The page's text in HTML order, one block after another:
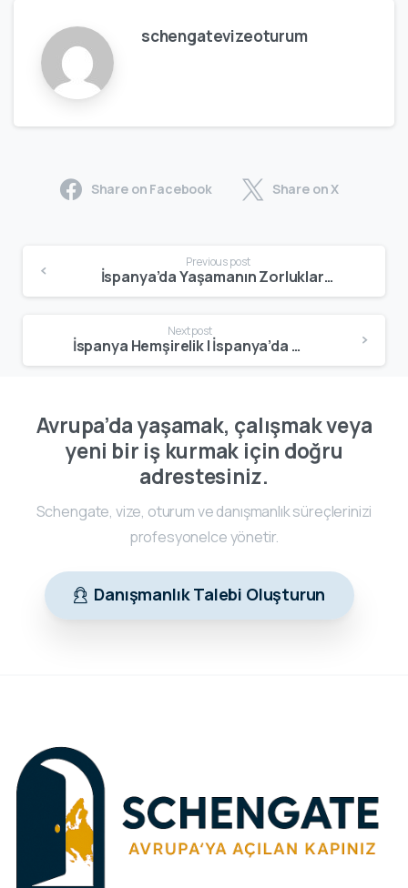
schengatevizeoturum
Share on Facebook Share on X
Previous post
İspanya’da Yaşamanın Zorlukları | İspanya’ya Taşınmadan Bilmeniz Gerekenler
Next post
İspanya Hemşirelik | İspanya’da Hemşire Olarak Çalışma Şartları
Avrupa’da yaşamak, çalışmak veya
yeni bir iş kurmak için doğru
adrestesiniz.
Schengate, vize, oturum ve danışmanlık süreçlerinizi
profesyonelce yönetir.
Danışmanlık Talebi Oluşturun